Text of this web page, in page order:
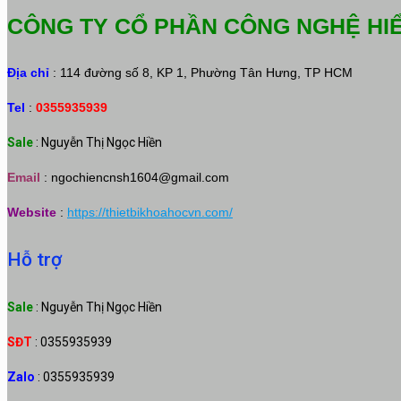
CÔNG TY CỔ PHẦN CÔNG NGHỆ
Địa chỉ : 114 đường số 8, KP 1, Phường Tân Hưng, TP HCM
Tel : 0355935939
Sale : Nguyễn Thị Ngọc Hiền
Email : ngochiencnsh1604@gmail.com
Website : https://thietbikhoahocvn.com/
Hỗ trợ
Sale : Nguyễn Thị Ngọc Hiền
SĐT : 0355935939
Zalo : 0355935939